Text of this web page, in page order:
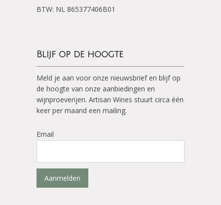
BTW: NL 865377406B01
Blijf op de hoogte
Meld je aan voor onze nieuwsbrief en blijf op
de hoogte van onze aanbiedingen en
wijnproeverijen. Artisan Wines stuurt circa één
keer per maand een mailing.
Email
Aanmelden